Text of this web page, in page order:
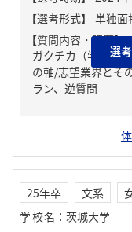
【質問内容・課題】
ガクチカ（学生時
の軸/志望業界とそ
ラン、逆質問
選
25年卒 文系
学校名 ： 茨城大学